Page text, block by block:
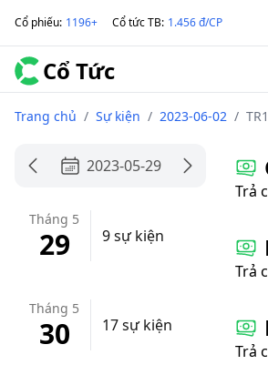
Cổ phiếu: 1196+ Cổ tức TB: 1.456 đ/CP
Cổ Tức
Trang chủ / Sự kiện / 2023-06-02 /
2023-05-29
Tháng 5
29 9 sự kiện
Tháng 5
30 17 sự kiện
Trả
Trả
Trả